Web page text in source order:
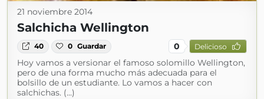
21 noviembre 2014
Salchicha Wellington
40 0 Guardar 0 Delicioso
Hoy vamos a versionar el famoso solomillo Wellington,
pero de una forma mucho más adecuada para el
bolsillo de un estudiante. Lo vamos a hacer con
salchichas. (...)